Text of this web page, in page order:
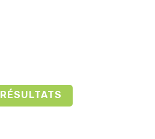
RÉSULTATS